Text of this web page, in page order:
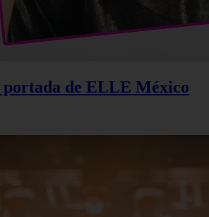
de ELLE México